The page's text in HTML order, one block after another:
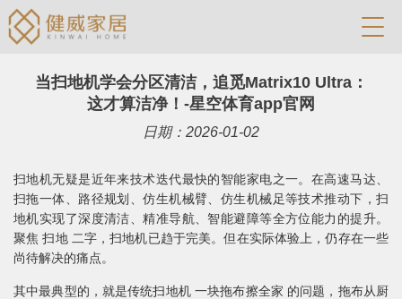
当扫地机学会分区清洁，追觅Matrix10 Ultra：
这才算洁净！-星空体育app官网
日期：2026-01-02
扫地机无疑是近年来技术迭代最快的智能家电之一。在高速马达、
扫拖一体、路径规划、仿生机械臂、仿生机械足等技术推动下，扫
地机实现了深度清洁、精准导航、智能避障等全方位能力的提升。
聚焦 扫地 二字，扫地机已趋于完美。但在实际体验上，仍存在一些
尚待解决的痛点。
其中最典型的，就是传统扫地机 一块拖布擦全家 的问题，拖布从厨